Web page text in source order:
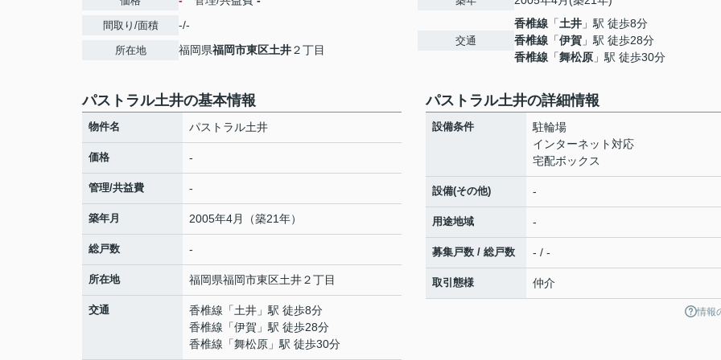
間取り/面積 -/-
所在地 福岡県福岡市東区土井２丁目
交通
香椎線 「土井 」駅 徒歩8分
香椎線 「伊賀 」駅 徒歩28分
香椎線 「舞松原 」駅 徒歩30分
パストラル土井の基本情報
物件名 パストラル土井
価格 -
管理/共益費 -
築年月 2005年4月（築21年）
総戸数 -
所在地 福岡県福岡市東区土井２丁目
交通 香椎線 「土井 」駅 徒歩8分
香椎線 「伊賀 」駅 徒歩28分
香椎線 「舞松原 」駅 徒歩30分
パストラル土井の詳細情報
設備条件
駐輪場
インターネット対応
宅配ボックス
設備(その他) -
用途地域 -
募集戸数 / 総戸数 - / -
取引態様 仲介
情報